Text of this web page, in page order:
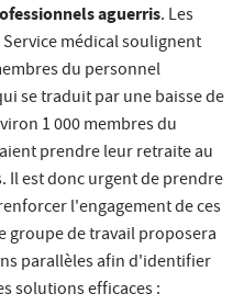
aguerris. Les
médical soulignent
du personnel
se traduit par une baisse de
1 000 membres du
prendre leur retraite au
Il est donc urgent de prendre
l'engagement de ces
groupe de travail proposera
parallèles afin d'identifier
solutions efficaces :